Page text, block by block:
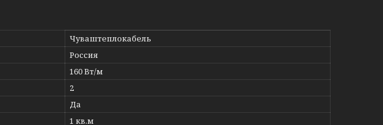
Чуваштеплокабель
Россия
160 Вт/м
2
Да
1 кв.м